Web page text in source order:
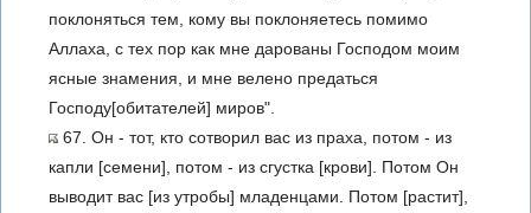
поклоняться тем, кому вы поклоняетесь помимо
Аллаха, с тех пор как мне дарованы Господом моим
ясные знамения, и мне велено предаться
Господу[обитателей] миров".
67. Он - тот, кто сотворил вас из праха, потом - из
капли [семени], потом - из сгустка [крови]. Потом Он
выводит вас [из утробы] младенцами. Потом [растит],